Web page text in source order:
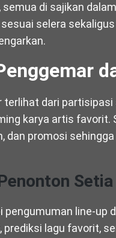
di sajikan
selera
dari
karya artis favorit.
dan promosi
Setia
pengumuman line-up
lagu favorit,